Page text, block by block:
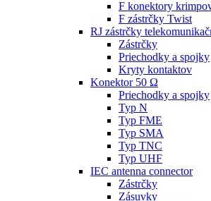
F konektory
F zástrčky Twist
RJ zástrčky
Zástrčky
Priechodky a spojky
Kryty kontaktov
Konektor 50 Ω
Priechodky a spojky
Typ N
Typ FME
Typ SMA
Typ TNC
Typ UHF
IEC antenna connector
Zástrčky
Zásuvky